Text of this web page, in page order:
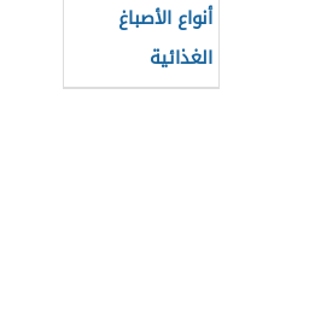
أنواع الأصباغ
الغذائية